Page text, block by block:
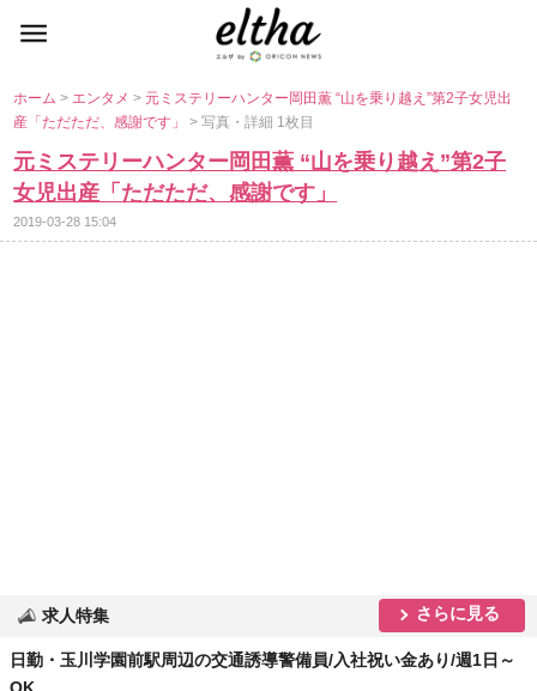
ホーム> エンタメ> 元ミステリーハンター岡田薫 “山を乗り越え”第2子女児出
産「ただただ、感謝です」> 写真・詳細 1枚目
元ミステリーハンター岡田薫 “山を乗り越え”第2子
女児出産「ただただ、感謝です」
2019-03-28 15:04
求人特集 さらに見る
日勤・玉川学園前駅周辺の交通誘導警備員/入社祝い金あり/週1日～